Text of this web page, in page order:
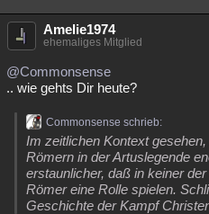
Amelie1974
ehemaliges Mitglied
@Commonsense
.. wie gehts Dir heute?
Commonsense schrieb:
Im zeitlichen Kontext
Römern in der Artuslegende
erstaunlicher, daß in keiner
Römer eine Rolle spielen.
Geschichte der Kampf